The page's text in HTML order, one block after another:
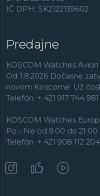
IČ DPH: SK2122139602
Predajne
KOSCOM Watches
Od 1.8.2026 Dočasne
novom Koscome. Už
Telefón: + 421 917 744 981
KOSCOM Watches
Po - Ne od 9:00 do 21:00
Telefón: + 421 908 112 204